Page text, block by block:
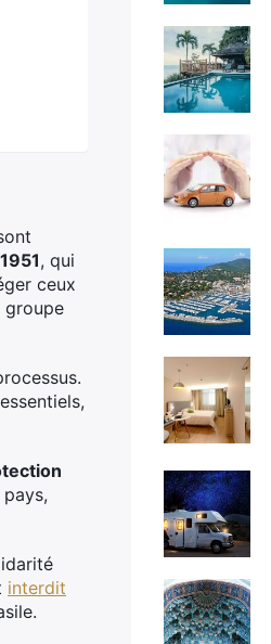
, qui
ceux
groupe
interdit